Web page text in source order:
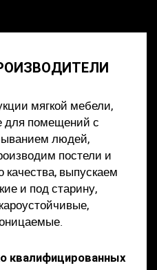
мягкой мебели,
для помещений с
людей,
постели и
выпускаем
и под старину,
квалифицированных